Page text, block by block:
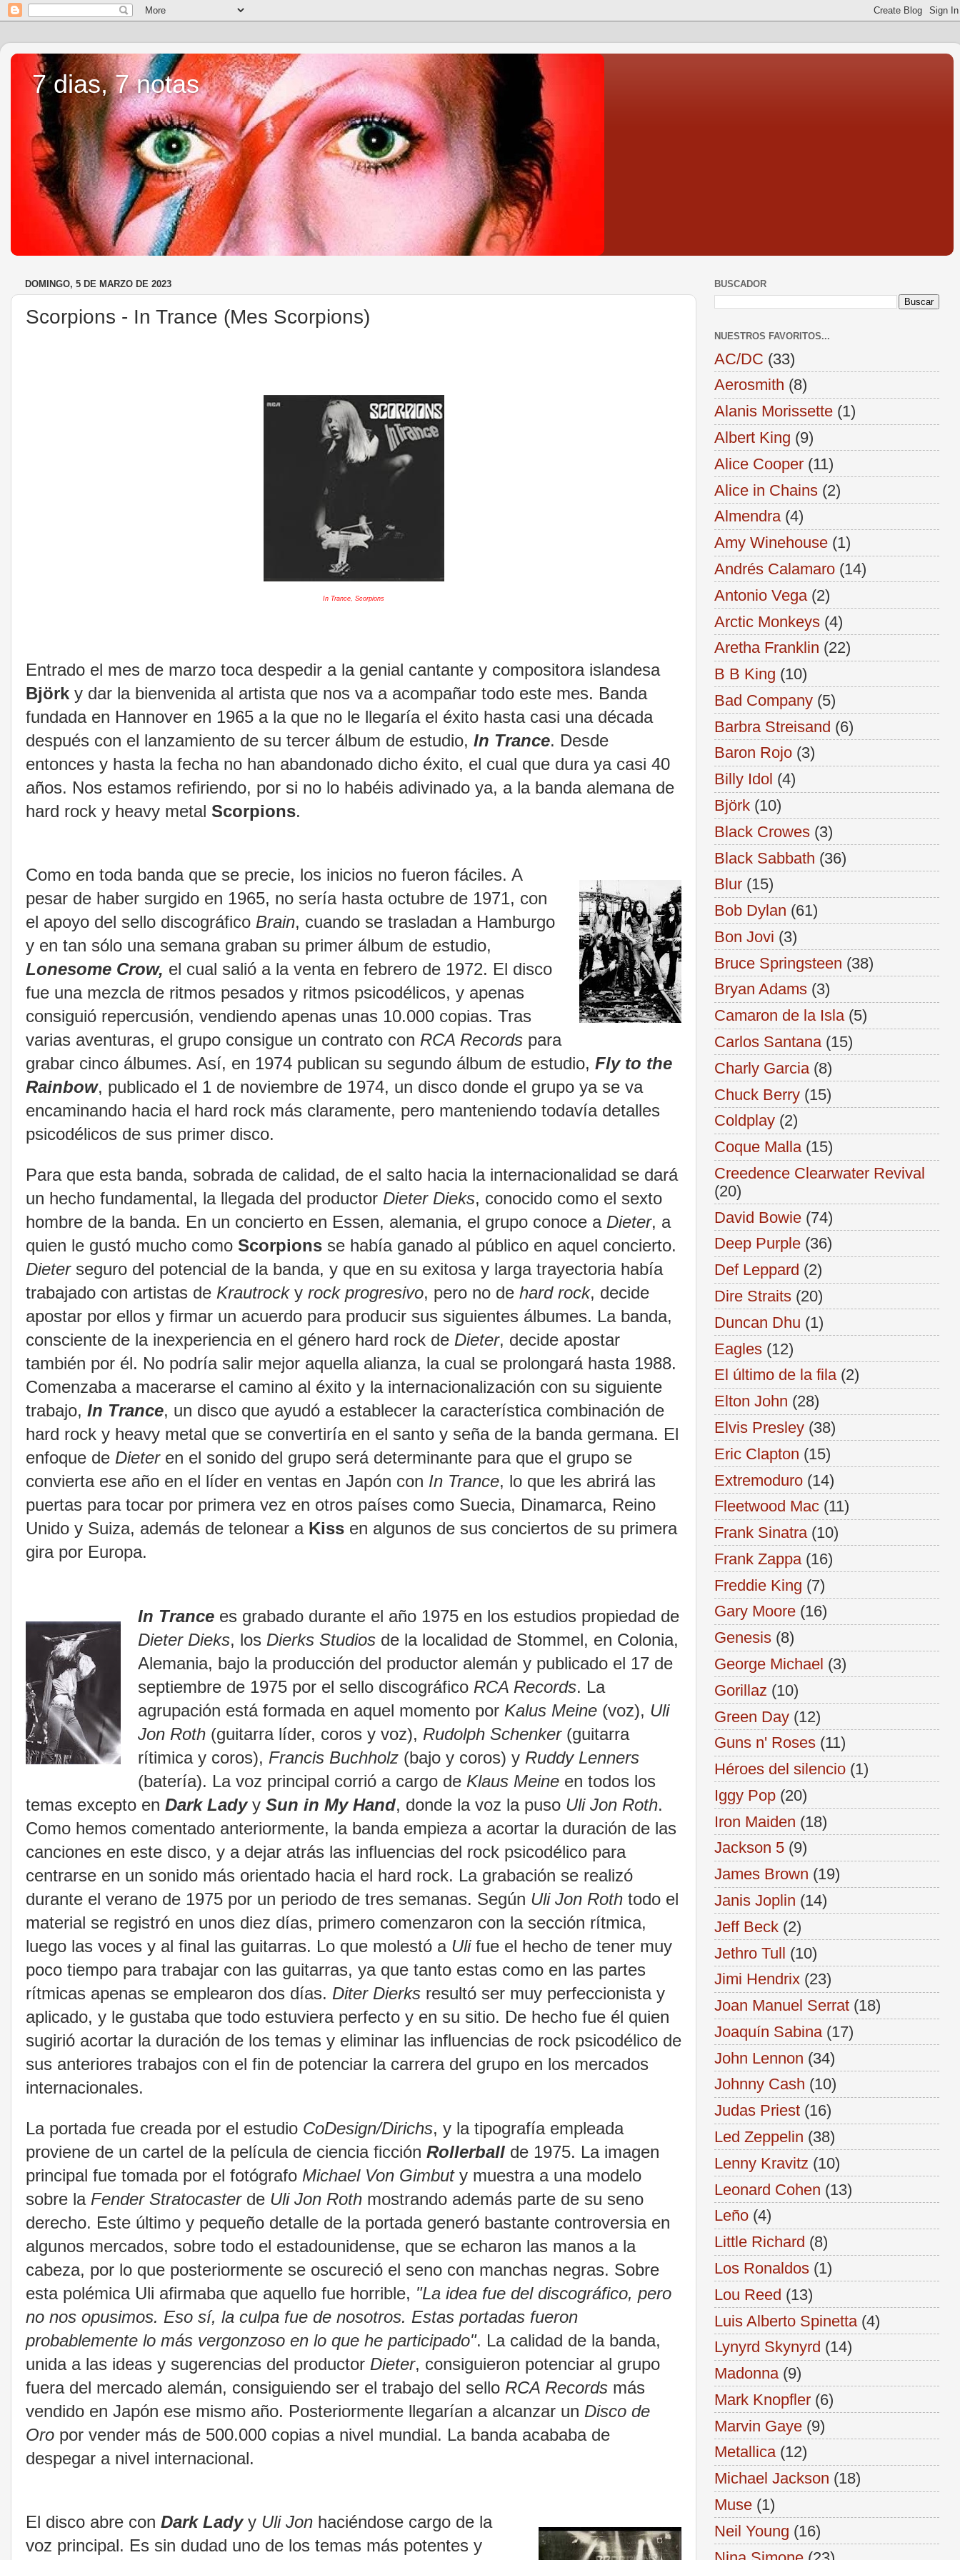
7 dias, 7 notas
DOMINGO, 5 DE MARZO DE 2023
Scorpions - In Trance (Mes Scorpions)
In Trance, Scorpions
Entrado el mes de marzo toca despedir a la genial cantante y compositora islandesa
Björk y dar la bienvenida al artista que nos va a acompañar todo este mes. Banda
fundada en Hannover en 1965 a la que no le llegaría el éxito hasta casi una década
después con el lanzamiento de su tercer álbum de estudio, In Trance. Desde
entonces y hasta la fecha no han abandonado dicho éxito, el cual que dura ya casi 40
años. Nos estamos refiriendo, por si no lo habéis adivinado ya, a la banda alemana de
hard rock y heavy metal Scorpions.
Como en toda banda que se precie, los inicios no fueron fáciles. A
pesar de haber surgido en 1965, no sería hasta octubre de 1971, con
el apoyo del sello discográfico Brain, cuando se trasladan a Hamburgo
y en tan sólo una semana graban su primer álbum de estudio,
Lonesome Crow, el cual salió a la venta en febrero de 1972. El disco
fue una mezcla de ritmos pesados y ritmos psicodélicos, y apenas
consiguió repercusión, vendiendo apenas unas 10.000 copias. Tras
varias aventuras, el grupo consigue un contrato con RCA Records para
grabar cinco álbumes. Así, en 1974 publican su segundo álbum de estudio, Fly to the
Rainbow, publicado el 1 de noviembre de 1974, un disco donde el grupo ya se va
encaminando hacia el hard rock más claramente, pero manteniendo todavía detalles
psicodélicos de sus primer disco.
Para que esta banda, sobrada de calidad, de el salto hacia la internacionalidad se dará
un hecho fundamental, la llegada del productor Dieter Dieks, conocido como el sexto
hombre de la banda. En un concierto en Essen, alemania, el grupo conoce a Dieter, a
quien le gustó mucho como Scorpions se había ganado al público en aquel concierto.
Dieterseguro del potencial de la banda, y que en su exitosa y larga trayectoria había
trabajado con artistas de Krautrocky rock progresivo, pero no de hard rock, decide
apostar por ellos y firmar un acuerdo para producir sus siguientes álbumes. La banda,
consciente de la inexperiencia en el género hard rock de Dieter, decide apostar
también por él. No podría salir mejor aquella alianza, la cual se prolongará hasta 1988.
Comenzaba a macerarse el camino al éxito y la internacionalización con su siguiente
trabajo, In Trance, un disco que ayudó a establecer la característica combinación de
hard rock y heavy metal que se convertiría en el santo y seña de la banda germana. El
enfoque de Dieteren el sonido del grupo será determinante para que el grupo se
convierta ese año en el líder en ventas en Japón con In Trance, lo que les abrirá las
puertas para tocar por primera vez en otros países como Suecia, Dinamarca, Reino
Unido y Suiza, además de telonear a Kiss en algunos de sus conciertos de su primera
gira por Europa.
In Trancees grabado durante el año 1975 en los estudios propiedad de
Dieter Dieks, los Dierks Studiosde la localidad de Stommel, en Colonia,
Alemania, bajo la producción del productor alemán y publicado el 17 de
septiembre de 1975 por el sello discográfico RCA Records. La
agrupación está formada en aquel momento por Kalus Meine(voz), Uli
Jon Roth(guitarra líder, coros y voz), Rudolph Schenker(guitarra
rítimica y coros), Francis Buchholz(bajo y coros) y Ruddy Lenners
(batería). La voz principal corrió a cargo de Klaus Meineen todos los
temas excepto en Dark Ladyy Sun in My Hand, donde la voz la puso Uli Jon Roth.
Como hemos comentado anteriormente, la banda empieza a acortar la duración de las
canciones en este disco, y a dejar atrás las influencias del rock psicodélico para
centrarse en un sonido más orientado hacia el hard rock. La grabación se realizó
durante el verano de 1975 por un periodo de tres semanas. Según Uli Jon Roth todo el
material se registró en unos diez días, primero comenzaron con la sección rítmica,
luego las voces y al final las guitarras. Lo que molestó a Ulifue el hecho de tener muy
poco tiempo para trabajar con las guitarras, ya que tanto estas como en las partes
rítmicas apenas se emplearon dos días. Diter Dierks resultó ser muy perfeccionista y
aplicado, y le gustaba que todo estuviera perfecto y en su sitio. De hecho fue él quien
sugirió acortar la duración de los temas y eliminar las influencias de rock psicodélico de
sus anteriores trabajos con el fin de potenciar la carrera del grupo en los mercados
internacionales.
La portada fue creada por el estudio CoDesign/Dirichs, y la tipografía empleada
proviene de un cartel de la película de ciencia ficción Rollerball de 1975. La imagen
principal fue tomada por el fotógrafo Michael Von Gimbuty muestra a una modelo
sobre la Fender Stratocasterde Uli Jon Roth mostrando además parte de su seno
derecho. Este último y pequeño detalle de la portada generó bastante controversia en
algunos mercados, sobre todo el estadounidense, que se echaron las manos a la
cabeza, por lo que posteriormente se oscureció el seno con manchas negras. Sobre
esta polémica Uli afirmaba que aquello fue horrible, "La idea fue del discográfico, pero
no nos opusimos. Eso sí, la culpa fue de nosotros. Estas portadas fueron
probablemente lo más vergonzoso en lo que he participado". La calidad de la banda,
unida a las ideas y sugerencias del productor Dieter, consiguieron potenciar al grupo
fuera del mercado alemán, consiguiendo ser el trabajo del sello RCA Records más
vendido en Japón ese mismo año. Posteriormente llegarían a alcanzar un Disco de
Oro por vender más de 500.000 copias a nivel mundial. La banda acababa de
despegar a nivel internacional.
El disco abre con Dark Ladyy Uli Jon haciéndose cargo de la
voz principal. Es sin dudad uno de los temas más potentes y
BUSCADOR
NUESTROS FAVORITOS...
AC/DC (33)
Aerosmith (8)
Alanis Morissette (1)
Albert King (9)
Alice Cooper (11)
Alice in Chains (2)
Almendra (4)
Amy Winehouse (1)
Andrés Calamaro (14)
Antonio Vega (2)
Arctic Monkeys (4)
Aretha Franklin (22)
B B King (10)
Bad Company (5)
Barbra Streisand (6)
Baron Rojo (3)
Billy Idol (4)
Björk (10)
Black Crowes (3)
Black Sabbath (36)
Blur (15)
Bob Dylan (61)
Bon Jovi (3)
Bruce Springsteen (38)
Bryan Adams (3)
Camaron de la Isla (5)
Carlos Santana (15)
Charly Garcia (8)
Chuck Berry (15)
Coldplay (2)
Coque Malla (15)
Creedence Clearwater Revival
(20)
David Bowie (74)
Deep Purple (36)
Def Leppard (2)
Dire Straits (20)
Duncan Dhu (1)
Eagles (12)
El último de la fila (2)
Elton John (28)
Elvis Presley (38)
Eric Clapton (15)
Extremoduro (14)
Fleetwood Mac (11)
Frank Sinatra (10)
Frank Zappa (16)
Freddie King (7)
Gary Moore (16)
Genesis (8)
George Michael (3)
Gorillaz (10)
Green Day (12)
Guns n' Roses (11)
Héroes del silencio (1)
Iggy Pop (20)
Iron Maiden (18)
Jackson 5 (9)
James Brown (19)
Janis Joplin (14)
Jeff Beck (2)
Jethro Tull (10)
Jimi Hendrix (23)
Joan Manuel Serrat (18)
Joaquín Sabina (17)
John Lennon (34)
Johnny Cash (10)
Judas Priest (16)
Led Zeppelin (38)
Lenny Kravitz (10)
Leonard Cohen (13)
Leño (4)
Little Richard (8)
Los Ronaldos (1)
Lou Reed (13)
Luis Alberto Spinetta (4)
Lynyrd Skynyrd (14)
Madonna (9)
Mark Knopfler (6)
Marvin Gaye (9)
Metallica (12)
Michael Jackson (18)
Muse (1)
Neil Young (16)